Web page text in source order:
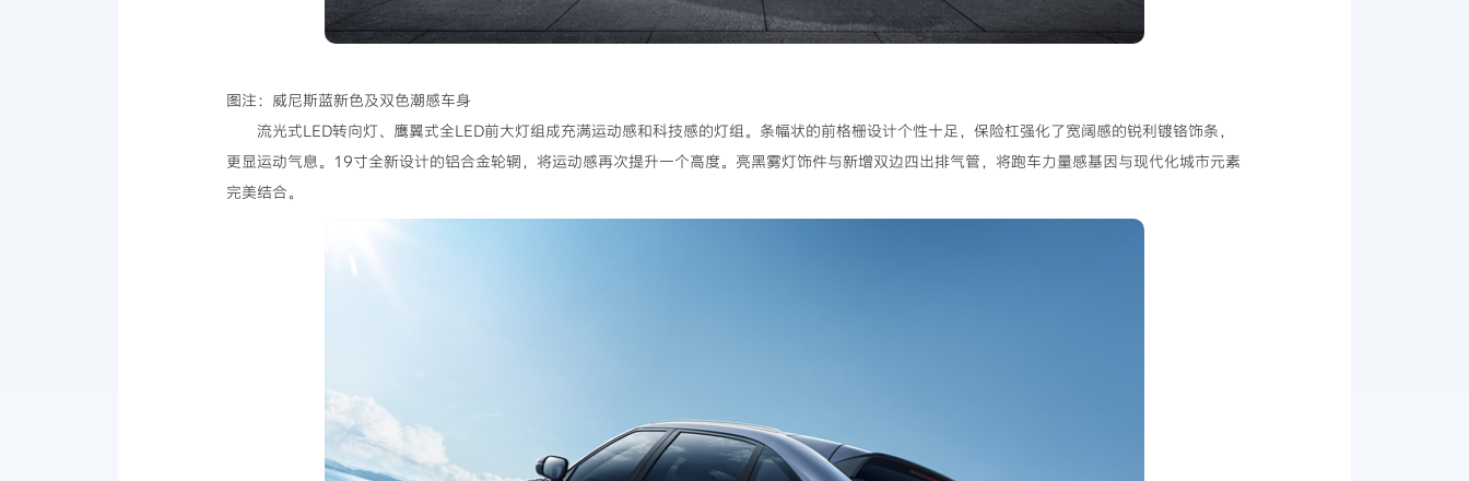
图注：威尼斯蓝新色及双色潮感车身
流光式LED转向灯、鹰翼式全LED前大灯组成充满运动感和科技感的灯组。条幅状的前格栅设计个性十足，保险杠强化了宽阔感的锐利镀铬饰条，
更显运动气息。19寸全新设计的铝合金轮辋，将运动感再次提升一个高度。亮黑雾灯饰件与新增双边四出排气管，将跑车力量感基因与现代化城市元素
完美结合。